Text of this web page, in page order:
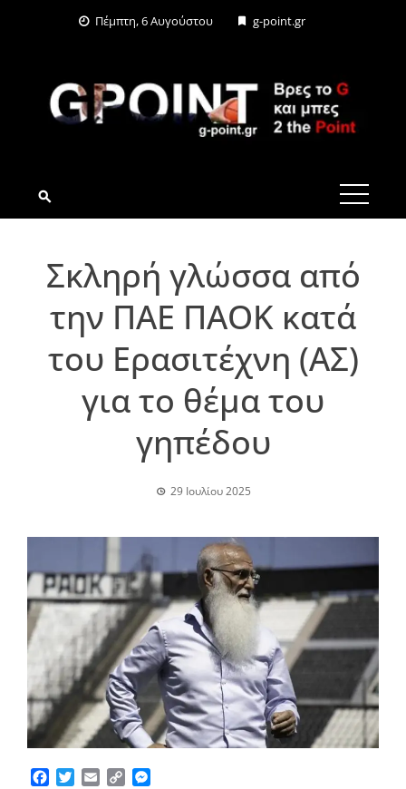
Πέμπτη, 6 Αυγούστου g-point.gr
G-POINT.GR
Σκληρή γλώσσα από
την ΠΑΕ ΠΑΟΚ κατά
του Ερασιτέχνη (ΑΣ)
για το θέμα του
γηπέδου
29 Ιουλίου 2025
Facebook
TwitterEmailCopy